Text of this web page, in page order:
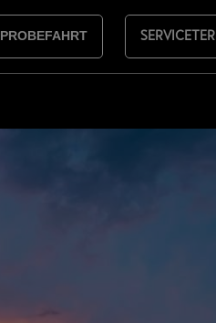
PROBEFAHRT